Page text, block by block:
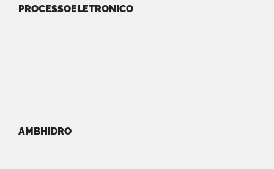
PROCESSOELETRONICO
AMBHIDRO